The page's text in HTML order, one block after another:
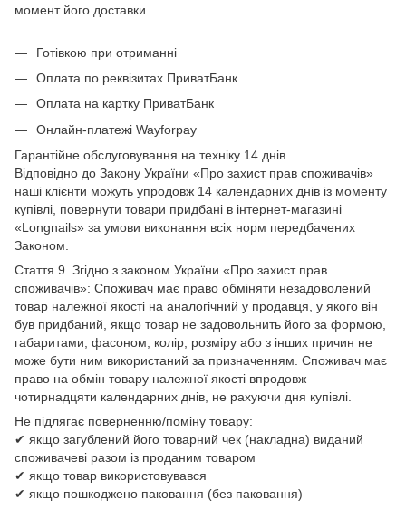
момент його доставки.
Готівкою при отриманні
Оплата по реквізитах ПриватБанк
Оплата на картку ПриватБанк
Онлайн-платежі Wayforpay
Гарантійне обслуговування на техніку 14 днів.
Відповідно до Закону України «Про захист прав споживачів»
наші клієнти можуть упродовж 14 календарних днів із моменту
купівлі, повернути товари придбані в інтернет-магазині
«Longnails» за умови виконання всіх норм передбачених
Законом.
Стаття 9. Згідно з законом України «Про захист прав
споживачів»: Споживач має право обміняти незадоволений
товар належної якості на аналогічний у продавця, у якого він
був придбаний, якщо товар не задовольнить його за формою,
габаритами, фасоном, колір, розміру або з інших причин не
може бути ним використаний за призначенням. Споживач має
право на обмін товару належної якості впродовж
чотирнадцяти календарних днів, не рахуючи дня купівлі.
Не підлягає поверненню/поміну товару:
✔ якщо загублений його товарний чек (накладна) виданий
споживачеві разом із проданим товаром
✔ якщо товар використовувався
✔ якщо пошкоджено паковання (без паковання)